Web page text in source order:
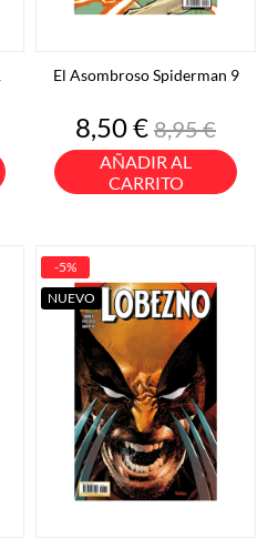
El Asombroso Spiderman 9
Precio
8,50 €Precio
base
8,95 €
AÑADIR AL
CARRITO
-5%
NUEVO